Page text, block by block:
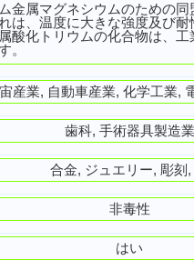
金属マグネシウムのための同
は、温度に大きな強度及び耐
酸化トリウムの化合物は、
。
産業, 自動車産業, 化学工業,
歯科, 手術器具製造業
合金, ジュエリー, 彫刻,
非毒性
はい